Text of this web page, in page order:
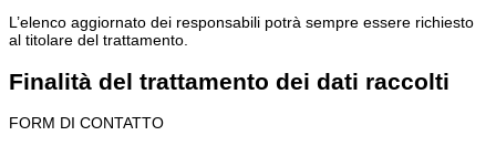
L’elenco aggiornato dei responsabili potrà sempre essere richiesto
al titolare del trattamento.
Finalità del trattamento dei dati raccolti
FORM DI CONTATTO